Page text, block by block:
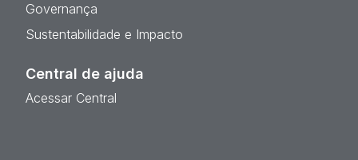
Governança
Sustentabilidade e Impacto
Central de ajuda
Acessar Central